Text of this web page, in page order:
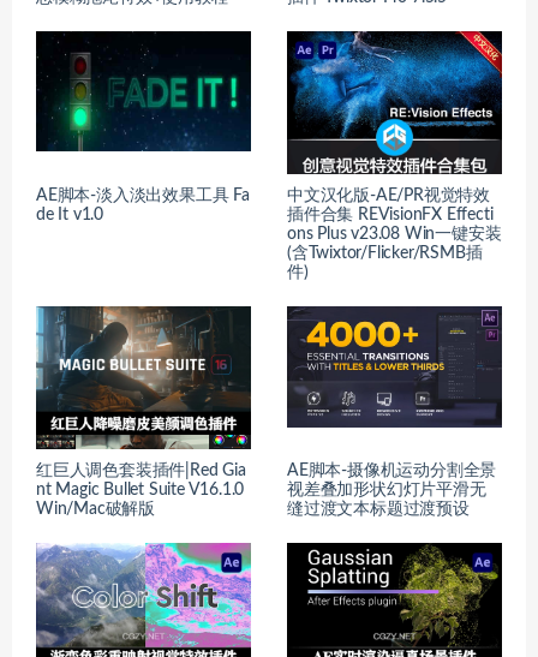
AE脚本-淡入淡出效果工具 Fa
de It v1.0
中文汉化版-AE/PR视觉特效
插件合集 REVisionFX Effecti
ons Plus v23.08 Win一键安装
(含Twixtor/Flicker/RSMB插
件)
红巨人调色套装插件|Red Gia
nt Magic Bullet Suite V16.1.0
Win/Mac破解版
AE脚本-摄像机运动分割全景
视差叠加形状幻灯片平滑无
缝过渡文本标题过渡预设